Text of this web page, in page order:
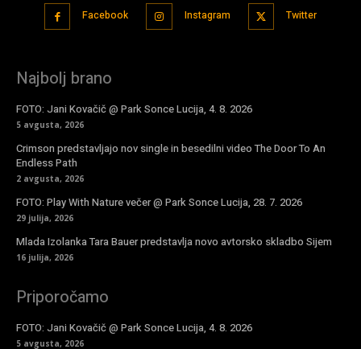
Facebook Instagram Twitter
Najbolj brano
FOTO: Jani Kovačič @ Park Sonce Lucija, 4. 8. 2026
5 avgusta, 2026
Crimson predstavljajo nov single in besedilni video The Door To An
Endless Path
2 avgusta, 2026
FOTO: Play With Nature večer @ Park Sonce Lucija, 28. 7. 2026
29 julija, 2026
Mlada Izolanka Tara Bauer predstavlja novo avtorsko skladbo Sijem
16 julija, 2026
Priporočamo
FOTO: Jani Kovačič @ Park Sonce Lucija, 4. 8. 2026
5 avgusta, 2026